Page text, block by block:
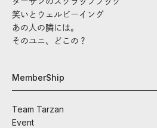
笑いとウェルビーイング
あの人の隣には。
そのユニ、どこの？
MemberShip
Team Tarzan
Event